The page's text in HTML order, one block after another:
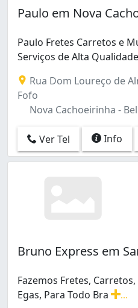
Paulo em Nova
Paulo Fretes Carretos e
Serviços de Alta Qualidade
Rua Dom Loureço de
Fofo
Nova Cachoeirinha -
Ver Tel Info
Bruno Express em
Fazemos Fretes,
Egas, Para Todo Bra